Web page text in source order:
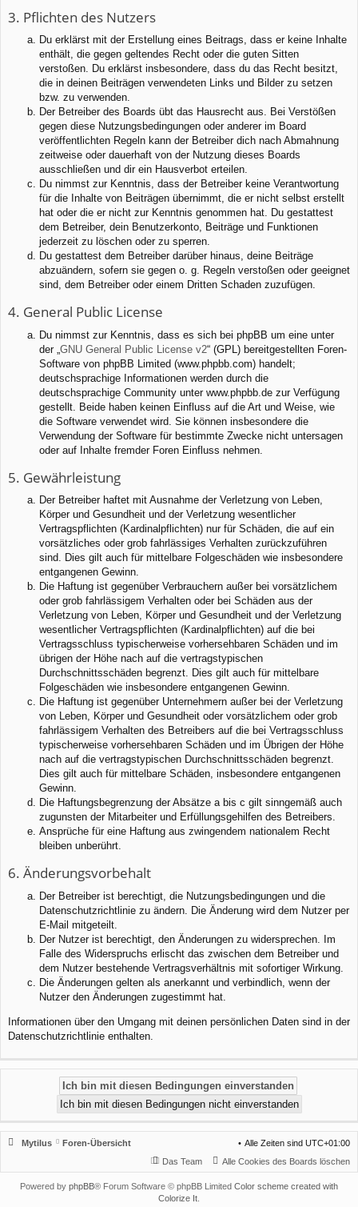
3. Pflichten des Nutzers
Du erklärst mit der Erstellung eines Beitrags, dass er keine Inhalte
enthält, die gegen geltendes Recht oder die guten Sitten
verstoßen. Du erklärst insbesondere, dass du das Recht besitzt,
die in deinen Beiträgen verwendeten Links und Bilder zu setzen
bzw. zu verwenden.
Der Betreiber des Boards übt das Hausrecht aus. Bei Verstößen
gegen diese Nutzungsbedingungen oder anderer im Board
veröffentlichten Regeln kann der Betreiber dich nach Abmahnung
zeitweise oder dauerhaft von der Nutzung dieses Boards
ausschließen und dir ein Hausverbot erteilen.
Du nimmst zur Kenntnis, dass der Betreiber keine Verantwortung
für die Inhalte von Beiträgen übernimmt, die er nicht selbst erstellt
hat oder die er nicht zur Kenntnis genommen hat. Du gestattest
dem Betreiber, dein Benutzerkonto, Beiträge und Funktionen
jederzeit zu löschen oder zu sperren.
Du gestattest dem Betreiber darüber hinaus, deine Beiträge
abzuändern, sofern sie gegen o. g. Regeln verstoßen oder geeignet
sind, dem Betreiber oder einem Dritten Schaden zuzufügen.
4. General Public License
Du nimmst zur Kenntnis, dass es sich bei phpBB um eine unter
der „ GNU General Public License v2“ (GPL) bereitgestellten Foren-
Software von phpBB Limited (www.phpbb.com) handelt;
deutschsprachige Informationen werden durch die
deutschsprachige Community unter www.phpbb.de zur Verfügung
gestellt. Beide haben keinen Einfluss auf die Art und Weise, wie
die Software verwendet wird. Sie können insbesondere die
Verwendung der Software für bestimmte Zwecke nicht untersagen
oder auf Inhalte fremder Foren Einfluss nehmen.
5. Gewährleistung
Der Betreiber haftet mit Ausnahme der Verletzung von Leben,
Körper und Gesundheit und der Verletzung wesentlicher
Vertragspflichten (Kardinalpflichten) nur für Schäden, die auf ein
vorsätzliches oder grob fahrlässiges Verhalten zurückzuführen
sind. Dies gilt auch für mittelbare Folgeschäden wie insbesondere
entgangenen Gewinn.
Die Haftung ist gegenüber Verbrauchern außer bei vorsätzlichem
oder grob fahrlässigem Verhalten oder bei Schäden aus der
Verletzung von Leben, Körper und Gesundheit und der Verletzung
wesentlicher Vertragspflichten (Kardinalpflichten) auf die bei
Vertragsschluss typischerweise vorhersehbaren Schäden und im
übrigen der Höhe nach auf die vertragstypischen
Durchschnittsschäden begrenzt. Dies gilt auch für mittelbare
Folgeschäden wie insbesondere entgangenen Gewinn.
Die Haftung ist gegenüber Unternehmern außer bei der Verletzung
von Leben, Körper und Gesundheit oder vorsätzlichem oder grob
fahrlässigem Verhalten des Betreibers auf die bei Vertragsschluss
typischerweise vorhersehbaren Schäden und im Übrigen der Höhe
nach auf die vertragstypischen Durchschnittsschäden begrenzt.
Dies gilt auch für mittelbare Schäden, insbesondere entgangenen
Gewinn.
Die Haftungsbegrenzung der Absätze a bis c gilt sinngemäß auch
zugunsten der Mitarbeiter und Erfüllungsgehilfen des Betreibers.
Ansprüche für eine Haftung aus zwingendem nationalem Recht
bleiben unberührt.
6. Änderungsvorbehalt
Der Betreiber ist berechtigt, die Nutzungsbedingungen und die
Datenschutzrichtlinie zu ändern. Die Änderung wird dem Nutzer per
E-Mail mitgeteilt.
Der Nutzer ist berechtigt, den Änderungen zu widersprechen. Im
Falle des Widerspruchs erlischt das zwischen dem Betreiber und
dem Nutzer bestehende Vertragsverhältnis mit sofortiger Wirkung.
Die Änderungen gelten als anerkannt und verbindlich, wenn der
Nutzer den Änderungen zugestimmt hat.
Informationen über den Umgang mit deinen persönlichen Daten sind in der
Datenschutzrichtlinie enthalten.
Mytilus Foren-Übersicht Alle Zeiten sind UTC+01:00
Alle Cookies des Boards löschen
Das Team
Powered by phpBB® Forum Software © phpBB Limited Color scheme created with
Colorize It